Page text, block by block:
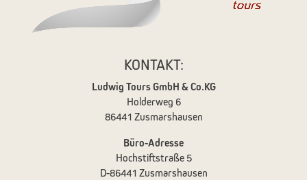
KONTAKT:
Ludwig Tours GmbH & Co.KG
Holderweg 6
86441 Zusmarshausen
Büro-Adresse
Hochstiftstraße 5
D-86441 Zusmarshausen